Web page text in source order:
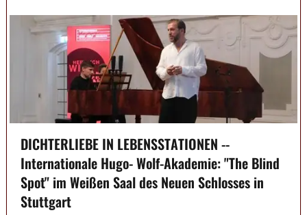
DICHTERLIEBE IN LEBENSSTATIONEN --
Internationale Hugo- Wolf-Akademie: "The Blind
Spot" im Weißen Saal des Neuen Schlosses in
Stuttgart